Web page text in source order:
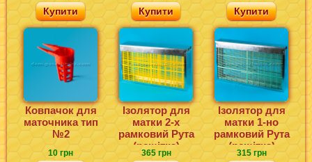
Купити Купити Купити
Ковпачок для
маточника тип
№2
10 грн
Ізолятор для
матки 2-х
рамковий Рута
(решітка)
365 грн
Ізолятор для
матки 1-но
рамковий Рута
(решітка)
315 грн